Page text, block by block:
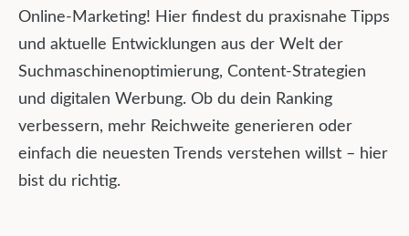
Online-Marketing! Hier findest du praxisnahe Tipps
und aktuelle Entwicklungen aus der Welt der
Suchmaschinenoptimierung, Content-Strategien
und digitalen Werbung. Ob du dein Ranking
verbessern, mehr Reichweite generieren oder
einfach die neuesten Trends verstehen willst – hier
bist du richtig.